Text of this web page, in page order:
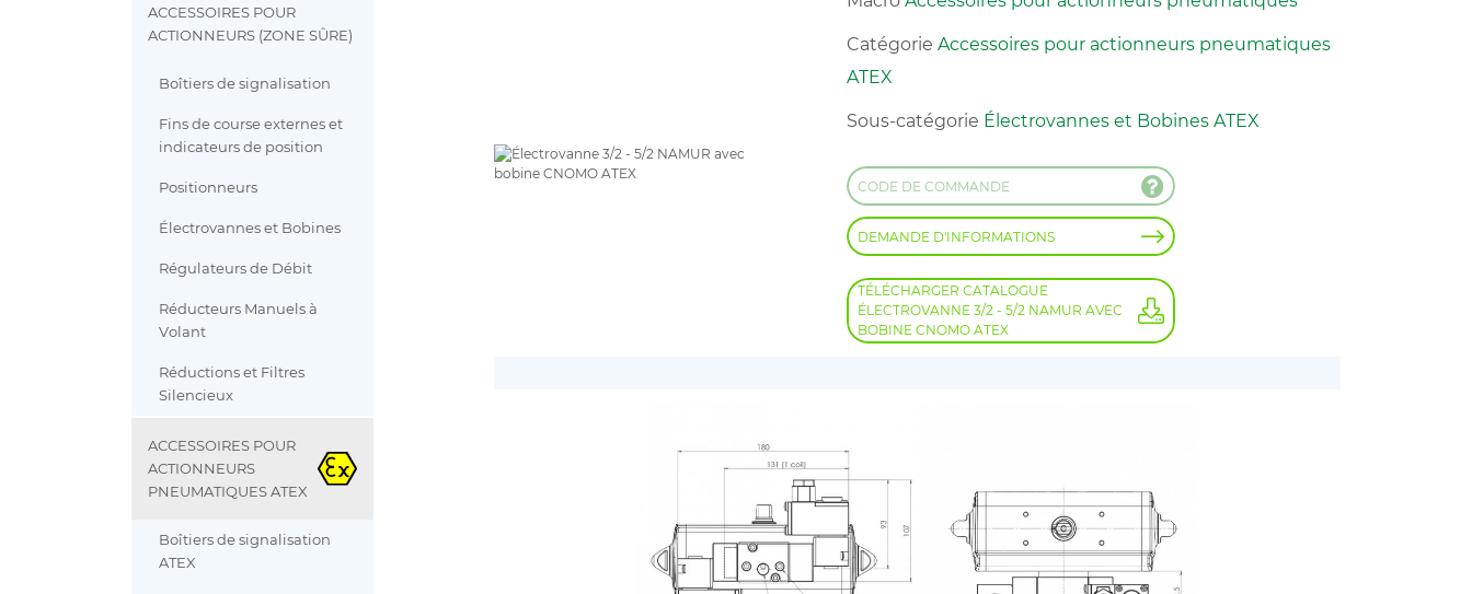
ACCESSOIRES POUR
ACTIONNEURS (ZONE SÛRE)
Boîtiers de signalisation
Fins de course externes et
indicateurs de position
Positionneurs
Électrovannes et Bobines
Régulateurs de Débit
Réducteurs Manuels à
Volant
Réductions et Filtres
Silencieux
ACCESSOIRES POUR
ACTIONNEURS
PNEUMATIQUES ATEX
Boîtiers de signalisation
ATEX
CatégorieAccessoires pour actionneurs pneumatiques
ATEX
Sous-catégorie Électrovannes et Bobines ATEX
CODE DE COMMANDE
DEMANDE D'INFORMATIONS
TÉLÉCHARGER CATALOGUE
ÉLECTROVANNE 3/2 - 5/2 NAMUR AVEC
BOBINE CNOMO ATEX